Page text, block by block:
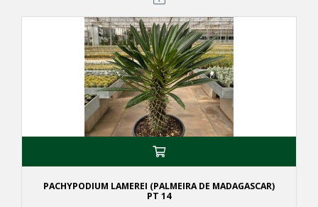
PACHYPODIUM LAMEREI (PALMEIRA DE MADAGASCAR)
PT 14